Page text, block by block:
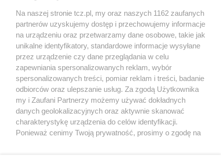
O FIRMIE POLITYKA PRYWATNOŚCI HOSTING
REKLAMA WSPÓŁPRACA RSS FACEBOOK KONTAKT
Nasze serwisy
Aktualności
Tcz24
Muzyka i kultura
Archiwum wydarzeń
Na naszej stronie tcz.pl, my oraz naszych 1162 zaufanych
partnerów uzyskujemy dostęp i przechowujemy informacje
na urządzeniu oraz przetwarzamy dane osobowe, takie jak
unikalne identyfikatory, standardowe informacje wysyłane
przez urządzenie czy dane przeglądania w celu
zapewniania spersonalizowanych reklam, wybór
spersonalizowanych treści, pomiar reklam i treści, badanie
odbiorców oraz ulepszanie usług. Za zgodą Użytkownika
my i Zaufani Partnerzy możemy używać dokładnych
danych geolokalizacyjnych oraz aktywnie skanować
charakterystykę urządzenia do celów identyfikacji.
Ponieważ cenimy Twoją prywatność, prosimy o zgodę na